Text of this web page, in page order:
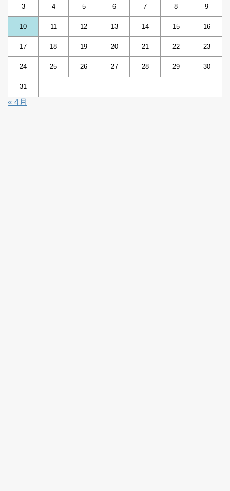
3 4 5 6 7 8 9
10 11 12 13 14 15 16
17 18 19 20 21 22 23
24 25 26 27 28 29 30
31
« 4月